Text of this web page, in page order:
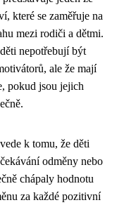
které se zaměřuje na
mezi rodiči a dětmi.
nepotřebují být
ale že mají
pokud jsou jejich
k tomu, že děti
odměny nebo
chápaly hodnotu
za každé pozitivní